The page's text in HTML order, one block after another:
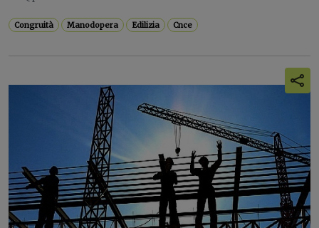
Congruità Manodopera Edilizia Cnce